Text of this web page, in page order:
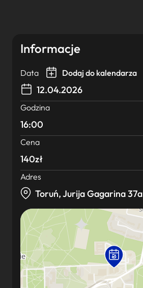
Informacje
Data Dodaj do kalendarza
12.04.2026
Godzina
16:00
Cena
140zł
Adres
Toruń, Jurija Gagarina 37a